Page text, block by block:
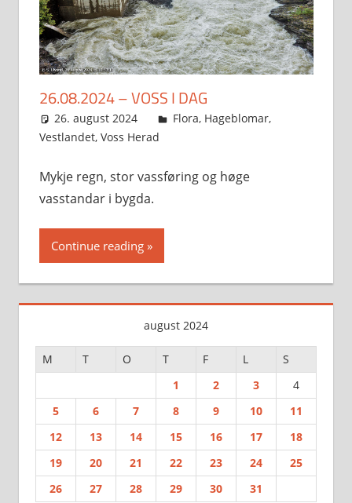
26.08.2024 – VOSS I DAG
26. august 2024 Svein
Flora, Hageblomar,
Vestlandet, Voss Herad
Mykje regn, stor vassføring og høge
vasstandar i bygda.
Continue reading
august 2024
M T O T F L
S
1
2 3
4
5
6 7 8 9 10
11
12
13 14 15 16 17
18
19
20 21 22 23 24
25
26
27 28 29 30
31